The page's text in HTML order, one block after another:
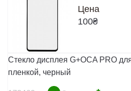
Цена
100₴
Стекло дисплея G+OCA PRO
пленкой, черный